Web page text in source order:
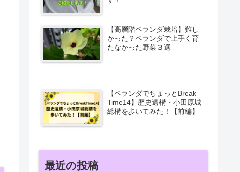
【高層階ベランダ栽培】難し
かった？ベランダで上手く育
たなかった野菜３選
【ベランダでちょっとBreak
Time14】歴史遺構・小田原城
総構を歩いてみた！【前編】
最近の投稿